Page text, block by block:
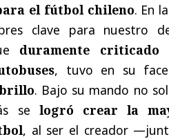
el fútbol chileno. En
clave para nuestro
duramente
, tuvo en su
. Bajo su mando no
se logró crear la
, al ser el creador